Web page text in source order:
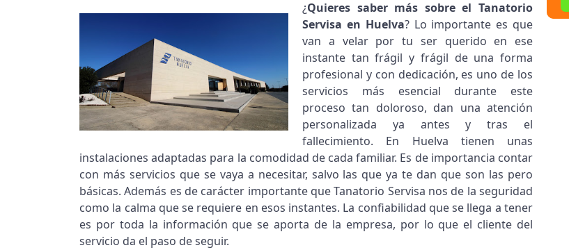
¿Quieres saber más sobre el Tanatorio
Servisa en Huelva? Lo importante es que
van a velar por tu ser querido en ese
instante tan frágil y frágil de una forma
profesional y con dedicación, es uno de los
servicios más esencial durante este
proceso tan doloroso, dan una atención
personalizada ya antes y tras el
fallecimiento. En Huelva tienen unas
instalaciones adaptadas para la comodidad de cada familiar. Es de importancia contar
con más servicios que se vaya a necesitar, salvo las que ya te dan que son las pero
básicas. Además es de carácter importante que Tanatorio Servisa nos de la seguridad
como la calma que se requiere en esos instantes. La confiabilidad que se llega a tener
es por toda la información que se aporta de la empresa, por lo que el cliente del
servicio da el paso de seguir.